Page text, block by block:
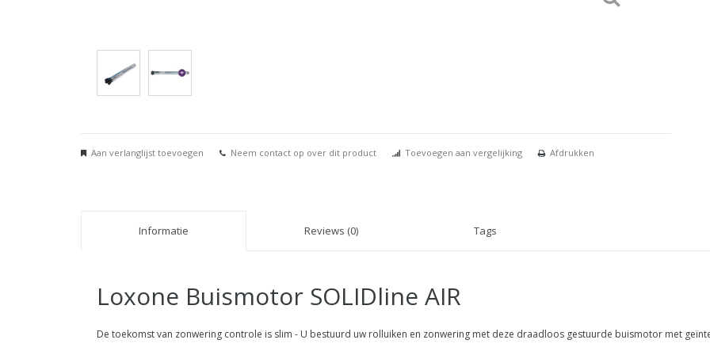
Aan verlanglijst toevoegen Neem contact op over dit product Toevoegen aan vergelijking Afdrukken
Informatie Reviews (0) Tags
Loxone Buismotor SOLIDline AIR
De toekomst van zonwering controle is slim - U bestuurd uw rolluiken en zonwering met deze draadloos gestuurde buismotor met